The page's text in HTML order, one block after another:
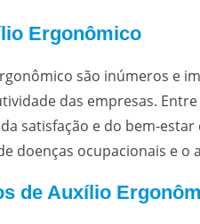
Ergonômico
são inúmeros e
das empresas.
satisfação e do bem-
doenças ocupacionais e
de Auxílio